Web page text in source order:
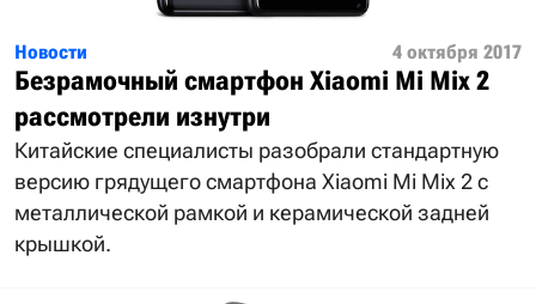
Новости 4 октября 2017
Безрамочный смартфон Xiaomi Mi Mix 2
рассмотрели изнутри
Китайские специалисты разобрали стандартную
версию грядущего смартфона Xiaomi Mi Mix 2 с
металлической рамкой и керамической задней
крышкой.